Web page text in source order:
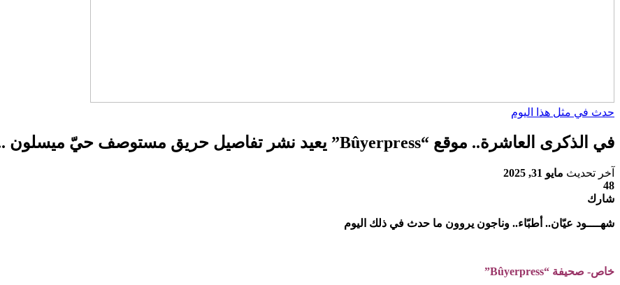
حدث في مثل هذا اليوم
في الذكرى العاشرة.. موقع “Bûyerpress” يعيد نشر تفاصيل حريق مستوصف حيّ ميسلون ..!؟
آخر تحديث مايو 31, 2025
48
شارك
شهــــود عيّان.. أطبّاء.. وناجون يروون ما حدث في ذلك اليوم
خاص- صحيفة “Bûyerpress”